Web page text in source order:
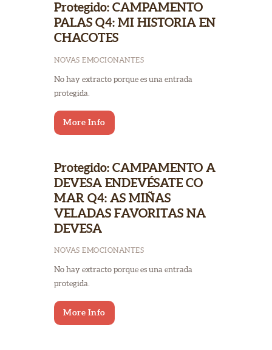
Protegido: CAMPAMENTO
PALAS Q4: MI HISTORIA EN
CHACOTES
NOVAS EMOCIONANTES
No hay extracto porque es una entrada
protegida.
More Info
Protegido: CAMPAMENTO A
DEVESA ENDEVÉSATE CO
MAR Q4: AS MIÑAS
VELADAS FAVORITAS NA
DEVESA
NOVAS EMOCIONANTES
No hay extracto porque es una entrada
protegida.
More Info